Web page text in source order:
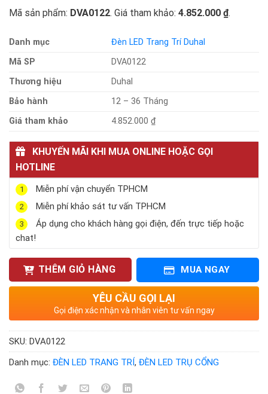
Mã sản phẩm: DVA0122. Giá tham khảo: 4.852.000 ₫.
Danh mục
Đèn LED Trang Trí Duhal
Mã SP
DVA0122
Thương hiệu
Duhal
Bảo hành
12 – 36 Tháng
Giá tham khảo
4.852.000 ₫
KHUYẾN MÃI KHI MUA ONLINE HOẶC GỌI
HOTLINE
1 Miễn phí vận chuyển TPHCM
2 Miễn phí khảo sát tư vấn TPHCM
3
Áp dụng cho khách hàng gọi điện, đến trực tiếp hoặc
chat!
THÊM GIỎ HÀNG MUA NGAY
YÊU CẦU GỌI LẠI
Gọi điện xác nhận và nhân viên tư vấn ngay
SKU: DVA0122
Danh mục: ĐÈN LED TRANG TRÍ, ĐÈN LED TRỤ CỔNG